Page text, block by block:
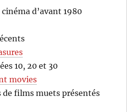
d’avant 1980
10, 20 et 30
movies
de films muets présentés